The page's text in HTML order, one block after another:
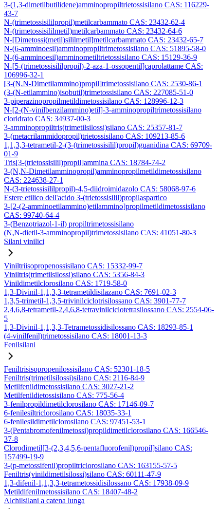
3-(1,3-dimetilbutilidene)amminopropiltrietossisilano CAS: 116229-
43-7
N-(trimetossisililpropil)metilcarbammato CAS: 23432-62-4
N-(trimetossisililmetil)metilcarbammato CAS: 23432-64-6
N-[Dimetossi(metil)sililmetil]metilcarbammato CAS: 23432-65-7
N-(6-amminoesil)amminopropiltrimetossisilano CAS: 51895-58-0
N-(6-amminoesil)amminometiltrietossisilano CAS: 15129-36-9
N-[5-(trimetossisililpropil)-2-aza-1-ossopentil]caprolattame CAS:
106996-32-1
[3-(N,N-Dimetilammino)propil]trimetossisilano CAS: 2530-86-1
(3-(N-etilammino)isobutil)trimetossisilano CAS: 227085-51-0
3-piperazinopropilmetildimetossisilano CAS: 128996-12-3
N-[2-(N-vinilbenzilammino)etil]-3-amminopropiltrimetossisilano
cloridrato CAS: 34937-00-3
3-amminopropiltris(trimetilsilossi)silano CAS: 25357-81-7
3-(metacrilammidopropil)trietossisilano CAS: 109213-85-6
1,1,3,3-tetrametil-2-(3-(trimetossisilil)propil)guanidina CAS: 69709-
01-9
Tris[3-(trietossisilil)propil]ammina CAS: 18784-74-2
3-(N,N-Dimetilamminopropil)amminopropilmetildimetossisilano
CAS: 224638-27-1
N-(3-trietossisililpropil)-4,5-diidroimidazolo CAS: 58068-97-6
Estere etilico dell'acido 3-(trietossisilil)propilaspartico
3-[2-(2-amminoetilammino)etilammino]propilmetildimetossisilano
CAS: 99740-64-4
3-(Benzotriazol-1-il) propiltrimetossisilano
(N,N-dietil-3-amminopropil)trimetossisilano CAS: 41051-80-3
Silani vinilici
Viniltriisopropenossisilano CAS: 15332-99-7
Viniltris(trimetilsilossi)silano CAS: 5356-84-3
Vinildimetilclorosilano CAS: 1719-58-0
1,3-Divinil-1,1,3,3-tetrametildisilazano CAS: 7691-02-3
1,3,5-trimetil-1,3,5-trivinilciclotrisilossano CAS: 3901-77-7
2,4,6,8-tetrametil-2,4,6,8-tetravinilciclotetrasilossano CAS: 2554-06-
5
1,3-Divinil-1,1,3,3-Tetrametossidisilossano CAS: 18293-85-1
(4-vinilfenil)trimetossisilano CAS: 18001-13-3
Fenilsilani
Feniltrisisopropenilossisilano CAS: 52301-18-5
Feniltris(trimetilsilossi)silano CAS: 2116-84-9
Metilfenildimetossisilano CAS: 3027-21-2
Metilfenildietossisilano CAS: 775-56-4
3-fenilpropildimetilclorosilano CAS: 17146-09-7
6-fenilesiltriclorosilano CAS: 18035-33-1
6-fenilesildimetilclorosilano CAS: 97451-53-1
3-(Pentabromofenilmetossi)propildimetilclorosilano CAS: 166546-
37-8
Clorodimetil[3-(2,3,4,5,6-pentafluorofenil)propil]silano CAS:
157499-19-9
3-(p-metossifenil)propiltriclorosilano CAS: 163155-57-5
Feniltris(vinildimetilsilossi)silano CAS: 60111-47-9
1,3-difenil-1,1,3,3-tetrametossidisilossano CAS: 17938-09-9
Metildifenilmetossisilano CAS: 18407-48-2
Alchilsilani a catena lunga